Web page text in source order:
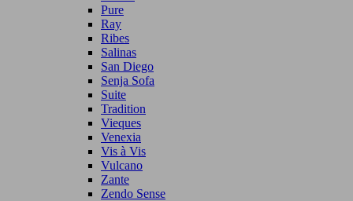
Pure
Ray
Ribes
Salinas
San Diego
Senja Sofa
Suite
Tradition
Vieques
Venexia
Vis à Vis
Vulcano
Zante
Zendo Sense